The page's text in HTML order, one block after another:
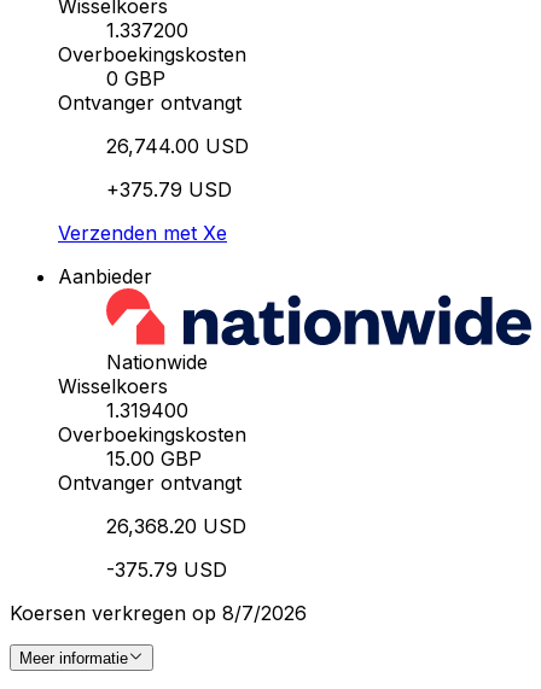
Wisselkoers
1.337200
Overboekingskosten
0 GBP
Ontvanger ontvangt
26,744.00 USD
+375.79 USD
Verzenden met Xe
Aanbieder
Nationwide
Wisselkoers
1.319400
Overboekingskosten
15.00 GBP
Ontvanger ontvangt
26,368.20 USD
-375.79 USD
Koersen verkregen op 8/7/2026
Meer informatie